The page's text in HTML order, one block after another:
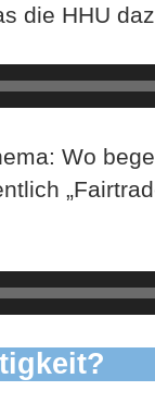
die HHU
Wo